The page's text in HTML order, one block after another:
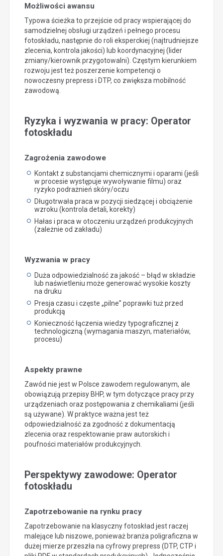
Możliwości awansu
Typowa ścieżka to przejście od pracy wspierającej do
samodzielnej obsługi urządzeń i pełnego procesu
fotoskładu, następnie do roli eksperckiej (najtrudniejsze
zlecenia, kontrola jakości) lub koordynacyjnej (lider
zmiany/kierownik przygotowalni). Częstym kierunkiem
rozwoju jest też poszerzenie kompetencji o
nowoczesny prepress i DTP, co zwiększa mobilność
zawodową.
Ryzyka i wyzwania w pracy: Operator
fotoskładu
Zagrożenia zawodowe
Kontakt z substancjami chemicznymi i oparami (jeśli
w procesie występuje wywoływanie filmu) oraz
ryzyko podrażnień skóry/oczu
Długotrwała praca w pozycji siedzącej i obciążenie
wzroku (kontrola detali, korekty)
Hałas i praca w otoczeniu urządzeń produkcyjnych
(zależnie od zakładu)
Wyzwania w pracy
Duża odpowiedzialność za jakość – błąd w składzie
lub naświetleniu może generować wysokie koszty
na druku
Presja czasu i częste „pilne” poprawki tuż przed
produkcją
Konieczność łączenia wiedzy typograficznej z
technologiczną (wymagania maszyn, materiałów,
procesu)
Aspekty prawne
Zawód nie jest w Polsce zawodem regulowanym, ale
obowiązują przepisy BHP, w tym dotyczące pracy przy
urządzeniach oraz postępowania z chemikaliami (jeśli
są używane). W praktyce ważna jest też
odpowiedzialność za zgodność z dokumentacją
zlecenia oraz respektowanie praw autorskich i
poufności materiałów produkcyjnych.
Perspektywy zawodowe: Operator
fotoskładu
Zapotrzebowanie na rynku pracy
Zapotrzebowanie na klasyczny fotoskład jest raczej
malejące lub niszowe, ponieważ branża poligraficzna w
dużej mierze przeszła na cyfrowy prepress (DTP, CTP i